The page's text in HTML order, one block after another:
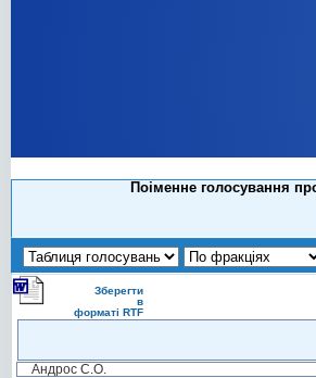
Поіменне голосування
Зберегти
в
форматі RTF
Андрос С.О.